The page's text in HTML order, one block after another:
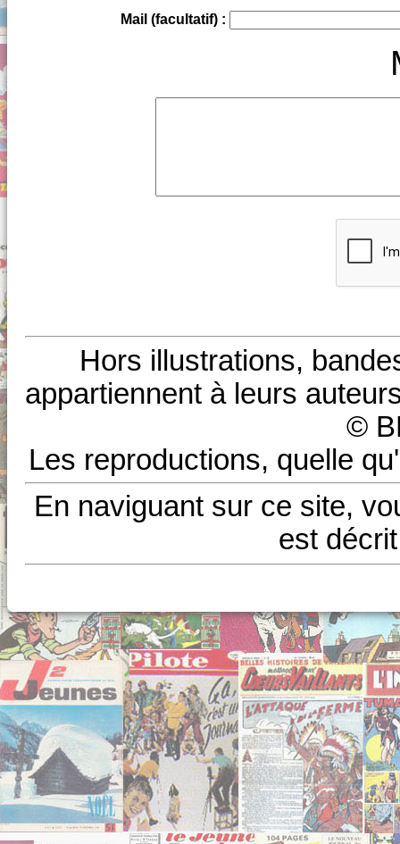
Mail (facultatif) :
Hors illustrations,
appartiennent à leurs
©
Les reproductions, quelle
En naviguant sur ce site,
est